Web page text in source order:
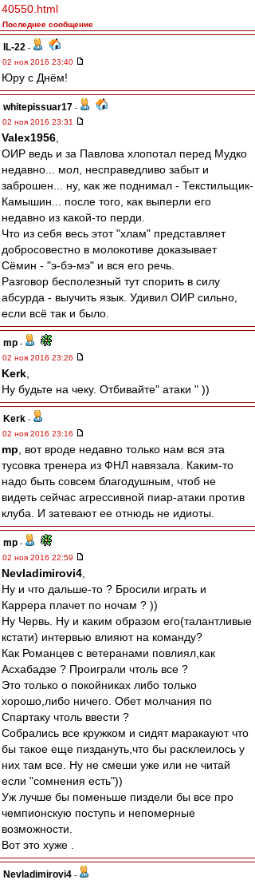
40550.html
Последнее сообщение
IL-22 -
02 ноя 2016 23:40
Юру с Днём!
whitepissuar17 -
02 ноя 2016 23:31
Valex1956
ОИР ведь и за Павлова хлопотал перед Мудко
недавно... мол, несправедливо забыт и
заброшен... ну, как же поднимал - Текстильщик-
Камышин... после того, как выперли его
недавно из какой-то перди.
Что из себя весь этот "хлам" представляет
добросовестно в молокотиве доказывает
Сёмин - "э-бэ-мэ" и вся его речь.
Разговор бесполезный тут спорить в силу
абсурда - выучить язык. Удивил ОИР сильно,
если всё так и было.
mp -
02 ноя 2016 23:26
Kerk
Ну будьте на чеку. Отбивайте" атаки " ))
Kerk -
02 ноя 2016 23:16
mp , вот вроде недавно только нам вся эта
тусовка тренера из ФНЛ навязала. Каким-то
надо быть совсем благодушным, чтоб не
видеть сейчас агрессивной пиар-атаки против
клуба. И затевают ее отнюдь не идиоты.
mp -
02 ноя 2016 22:59
Nevladimirovi4
Ну и что дальше-то ? Бросили играть и
Каррера плачет по ночам ? ))
Ну Червь. Ну и каким образом его(талантливые
кстати) интервью влияют на команду?
Как Романцев с ветеранами повлиял,как
Асхабадзе ? Проиграли чтоль все ?
Это только о покойниках либо только
хорошо,либо ничего. Обет молчания по
Спартаку чтоль ввести ?
Собрались все кружком и сидят маракауют что
бы такое еще пиздануть,что бы расклеилось у
них там все. Ну не смеши уже или не читай
если "сомнения есть"))
Уж лучше бы поменьше пиздели бы все про
чемпионскую поступь и непомерные
возможности.
Вот это хуже .
Nevladimirovi4 -